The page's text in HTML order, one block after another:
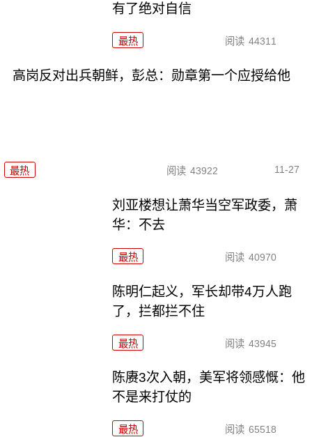
有了绝对自信
最热 阅读 44311
高岗反对出兵朝鲜，彭总：勋章第一个应授给他
最热 阅读 43922 11-27
刘亚楼想让萧华当空军政委，萧
华：不去
最热 阅读 40970
陈明仁起义，军长却带4万人跑
了，拦都拦不住
最热 阅读 43945
陈赓3次入朝，美军将领感慨：他
不是来打仗的
最热 阅读 65518